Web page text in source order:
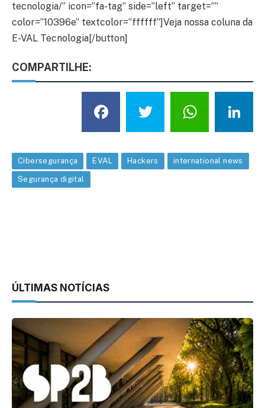
tecnologia/” icon=”fa-tag” side=”left” target=””
color=”10396e” textcolor=”ffffff”]Veja nossa coluna da
E-VAL Tecnologia[/button]
COMPARTILHE:
Facebook
Twitter
Cibersegurança EVAL Hackers international news
Segurança digital
ÚLTIMAS NOTÍCIAS